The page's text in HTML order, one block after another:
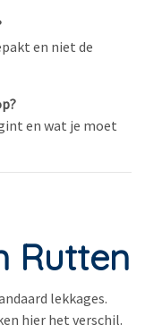
en niet de
en wat je moet
Rutten
lekkages.
hier het verschil.